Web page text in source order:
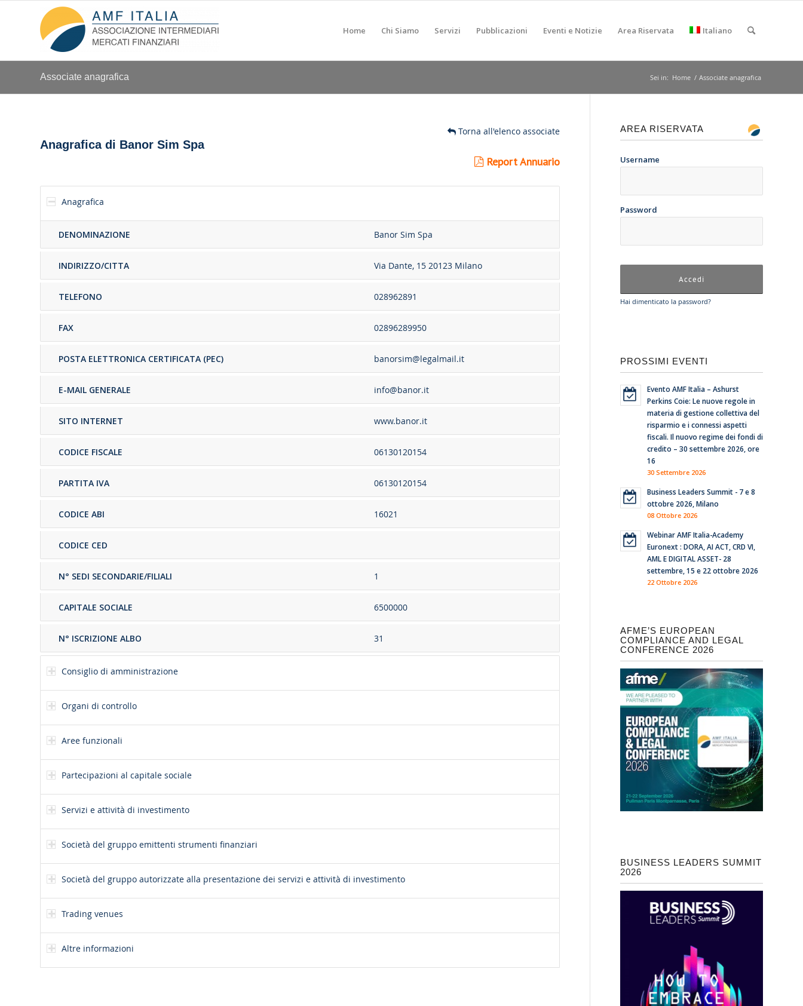
Home Chi Siamo Servizi Pubblicazioni Eventi e Notizie Area Riservata Italiano
Associate anagrafica Sei in: Home / Associate anagrafica
Torna all'elenco associate
Anagrafica di Banor Sim Spa
Report Annuario
Anagrafica
DENOMINAZIONE Banor Sim Spa
INDIRIZZO/CITTA Via Dante, 15 20123 Milano
TELEFONO 028962891
FAX 02896289950
POSTA ELETTRONICA CERTIFICATA (PEC) banorsim@legalmail.it
E-MAIL GENERALE info@banor.it
SITO INTERNET www.banor.it
CODICE FISCALE 06130120154
PARTITA IVA 06130120154
CODICE ABI 16021
CODICE CED
N° SEDI SECONDARIE/FILIALI 1
CAPITALE SOCIALE 6500000
N° ISCRIZIONE ALBO 31
Consiglio di amministrazione
Organi di controllo
Aree funzionali
Partecipazioni al capitale sociale
Servizi e attività di investimento
Società del gruppo emittenti strumenti finanziari
Società del gruppo autorizzate alla presentazione dei servizi e attività di investimento
Trading venues
Altre informazioni
AREA RISERVATA
Username
Password
Hai dimenticato la password?
PROSSIMI EVENTI
Evento AMF Italia – Ashurst
Perkins Coie: Le nuove regole in
materia di gestione collettiva del
risparmio e i connessi aspetti
fiscali. Il nuovo regime dei fondi di
credito – 30 settembre 2026, ore
16
30 Settembre 2026
Business Leaders Summit - 7 e 8
ottobre 2026, Milano
08 Ottobre 2026
Webinar AMF Italia-Academy
Euronext : DORA, AI ACT, CRD VI,
AML E DIGITAL ASSET- 28
settembre, 15 e 22 ottobre 2026
22 Ottobre 2026
AFME’S EUROPEAN
COMPLIANCE AND LEGAL
CONFERENCE 2026
BUSINESS LEADERS SUMMIT
2026